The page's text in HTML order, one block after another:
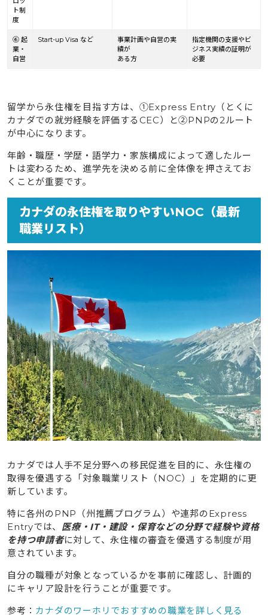
ト制
度
⑥ 起
業・
自営
Start-up Visa など
事業計画や自営の実
績が
ある方
指定機関の支援やビ
ジネス実績の証明が
必要
留学から永住権を目指す方は、①Express Entry（とくに
カナダでの就労経験を評価するCEC）と②PNPの2ルート
が中心になります。
年齢・職歴・学歴・語学力・家族構成によって適したルー
トは変わるため、進学先を決める前に全体像を押さえてお
くことが重要です。
カナダの永住権を取りやすいNOC（最新
職業リスト）
カナダでは人手不足分野への移民促進を目的に、永住権の
取得を優遇する「対象職業リスト（NOC）」を定期的に更
新しています。
特に各州のPNP（州推薦プログラム）や連邦のExpress
Entryでは、 医療・IT・建設・保育などの分野で経験や資格
を持つ申請者に対して、永住権の審査を優遇する制度が用
意されています。
自分の職種が対象となっているかを事前に確認し、計画的
にキャリア設計を行うことが重要です。
参考： カナダのワーホリでおすすめの職業を詳しく見る